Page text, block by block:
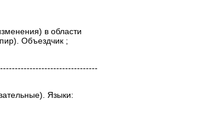
в области
Объездчик ;
Языки: